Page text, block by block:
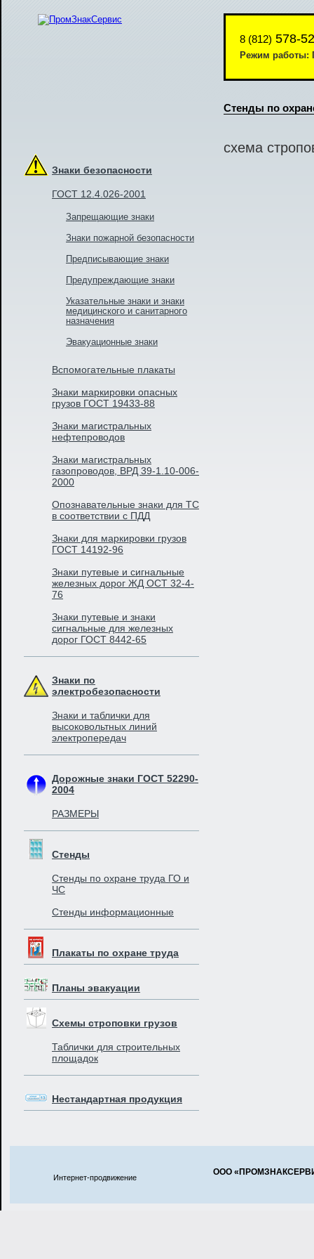
Знаки безопасности
ГОСТ 12.4.026-2001
Запрещающие знаки
Знаки пожарной безопасности
Предписывающие знаки
Предупреждающие знаки
Указательные знаки и знаки
медицинского и санитарного
назначения
Эвакуационные знаки
Вспомогательные плакаты
Знаки маркировки опасных
грузов ГОСТ 19433-88
Знаки магистральных
нефтепроводов
Знаки магистральных
газопроводов, ВРД 39-1.10-006-
2000
Опознавательные знаки для ТС
в соответствии с ПДД
Знаки для маркировки грузов
ГОСТ 14192-96
Знаки путевые и сигнальные
железных дорог ЖД ОСТ 32-4-
76
Знаки путевые и знаки
сигнальные для железных
дорог ГОСТ 8442-65
Знаки по
электробезопасности
Знаки и таблички для
высоковольтных линий
электропередач
Дорожные знаки ГОСТ 52290-
2004
РАЗМЕРЫ
Стенды
Стенды по охране труда ГО и
ЧС
Стенды информационные
Плакаты по охране труда
Планы эвакуации
Схемы строповки грузов
Таблички для строительных
площадок
Нестандартная продукция
8 (812) 578-
Режим работы:
Стенды по
схема
Интернет-продвижение
ООО